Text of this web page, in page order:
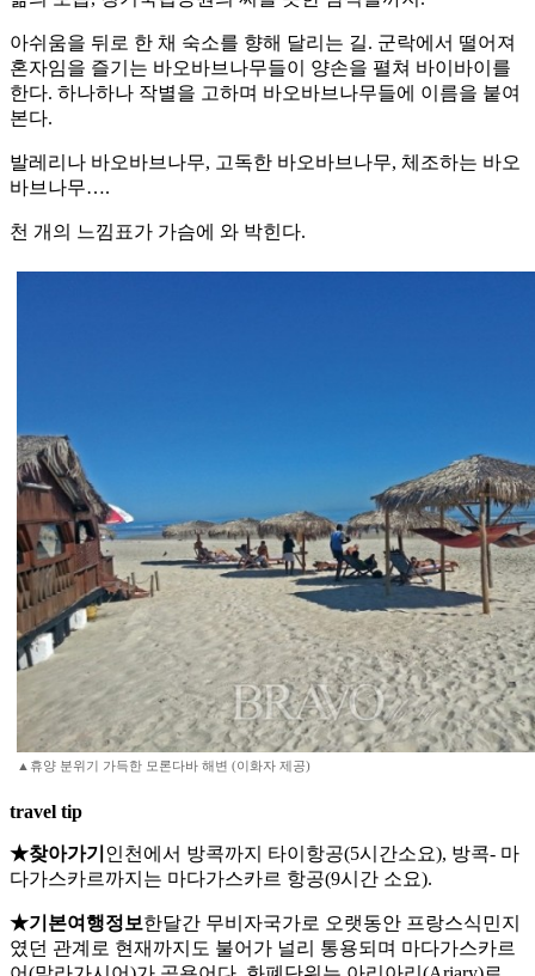
아쉬움을 뒤로 한 채 숙소를 향해 달리는 길. 군락에서 떨어져
혼자임을 즐기는 바오바브나무들이 양손을 펼쳐 바이바이를
한다. 하나하나 작별을 고하며 바오바브나무들에 이름을 붙여
본다.
발레리나 바오바브나무, 고독한 바오바브나무, 체조하는 바오
바브나무….
천 개의 느낌표가 가슴에 와 박힌다.
▲휴양 분위기 가득한 모론다바 해변 (이화자 제공)
travel tip
★찾아가기 인천에서 방콕까지 타이항공(5시간소요), 방콕- 마
다가스카르까지는 마다가스카르 항공(9시간 소요).
★기본여행정보한달간 무비자국가로 오랫동안 프랑스식민지
였던 관계로 현재까지도 불어가 널리 통용되며 마다가스카르